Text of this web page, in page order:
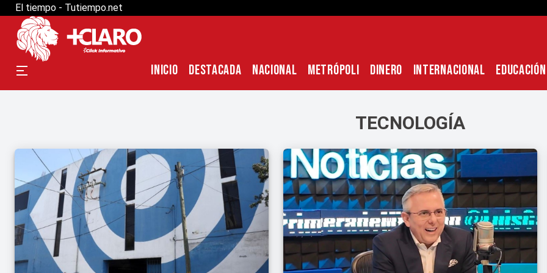
El tiempo - Tutiempo.net
INICIO DESTACADA NACIONAL METRÓPOLI DINERO INTERNACIONAL EDUCACIÓN
TECNOLOGÍA